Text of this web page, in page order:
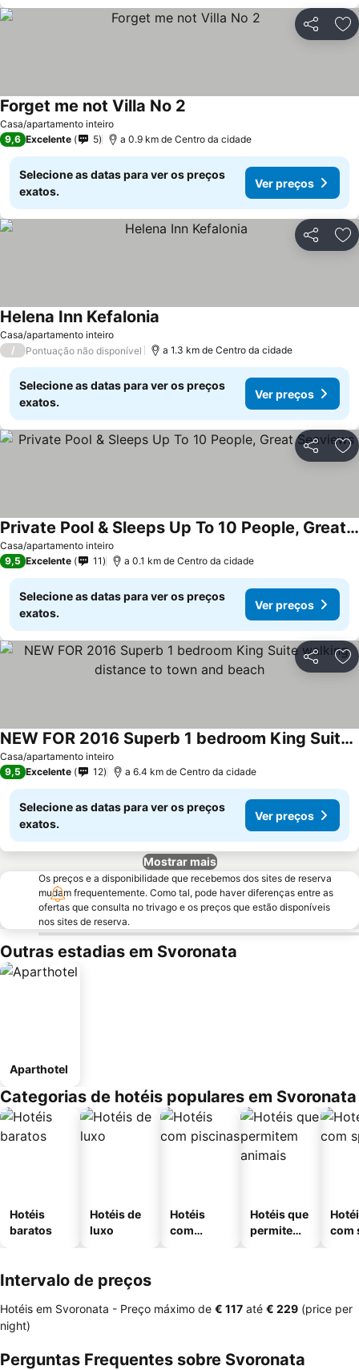
Partilhar
Casa/apartamento inteiro
Forget me not Villa No 2
9,6 Excelente 5 a 0.9 km de Centro da cidade
Selecione as datas para ver os preços
exatos.
Ver preços
Partilhar
Casa/apartamento inteiro
Helena Inn Kefalonia
/ Pontuação não disponível a 1.3 km de Centro da cidade
Selecione as datas para ver os preços
exatos.
Ver preços
Partilhar
Casa/apartamento inteiro
Private Pool & Sleeps Up To 10 People, Great Seaviews
9,5 Excelente 11 a 0.1 km de Centro da cidade
Selecione as datas para ver os preços
exatos.
Ver preços
Partilhar
Casa/apartamento inteiro
NEW FOR 2016 Superb 1 bedroom King Suite walking distance to town and beach
9,5 Excelente 12 a 6.4 km de Centro da cidade
Selecione as datas para ver os preços
exatos.
Ver preços
Mostrar mais
Os preços e a disponibilidade que recebemos dos sites de reserva
mudam frequentemente. Como tal, pode haver diferenças entre as
ofertas que consulta no trivago e os preços que estão disponíveis
nos sites de reserva.
Outras estadias em Svoronata
Aparthotel
Categorias de hotéis populares em Svoronata
Hotéis
baratos
Hotéis de
luxo
Hotéis
com
Hotéis que
permitem
com
Intervalo de preços
Hotéis em Svoronata - Preço máximo de ‎€ 117 até ‎€ 229 (price per
night)
Perguntas Frequentes sobre Svoronata